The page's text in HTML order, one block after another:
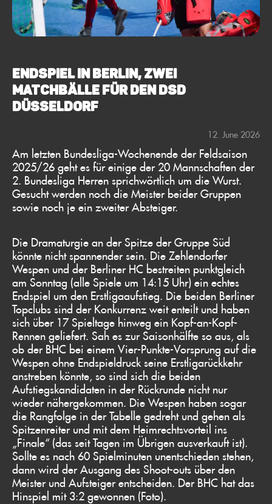
ENDSPIEL IN BERLIN, ZWEI
MATCHBÄLLE FÜR DEN DSD
DÜSSELDORF
12. June 2026
Am letzten Bundesliga-Wochenende der Feldsaison
2025/26 geht es für einige der 20 Mannschaften der
2. Bundesliga Herren sprichwörtlich um die Wurst.
Gesucht werden noch die Meister beider Gruppen
sowie noch je ein zweiter Absteiger.
Die Dramaturgie an der Spitze der Gruppe Süd
könnte nicht spannender sein. Die Zehlendorfer
Wespen und der Berliner HC bestreiten punktgleich
am Sonntag (alle Spiele um 14:15 Uhr) ein echtes
Endspiel um den Erstligaaufstieg. Die beiden Berliner
Topclubs sind der Konkurrenz weit enteilt und haben
sich über 17 Spieltage hinweg ein Kopf-an-Kopf-
Rennen geliefert. Sah es zur Saisonhälfte so aus, als
ob der BHC bei einem Vier-Punkte-Vorsprung auf die
Wespen ohne Endspieldruck seine Erstligarückkehr
anstreben könnte, so sind sich die beiden
Aufstiegskandidaten in der Rückrunde nicht nur
wieder nähergekommen. Die Wespen haben sogar
die Rangfolge in der Tabelle gedreht und gehen als
Spitzenreiter und mit dem Heimrechtsvorteil ins
„Finale“ (das seit Tagen im Übrigen ausverkauft ist).
Sollte es nach 60 Spielminuten unentschieden stehen,
dann wird der Ausgang des Shoot-outs über den
Meister und Aufsteiger entscheiden. Der BHC hat das
Hinspiel mit 3:2 gewonnen (Foto).